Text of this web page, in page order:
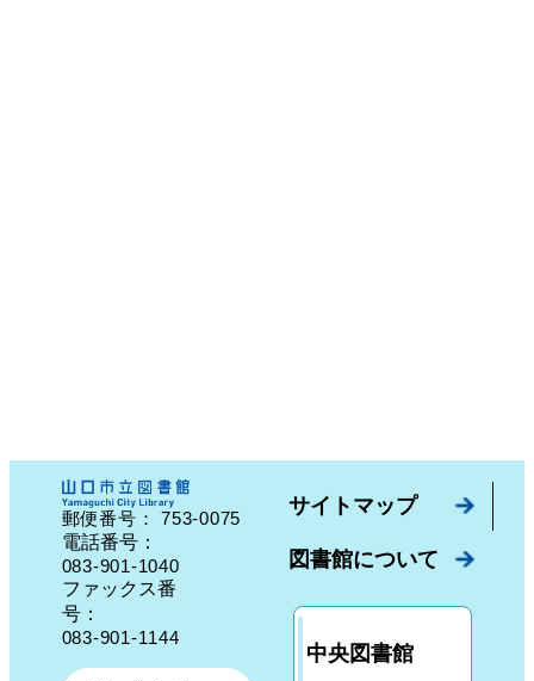
郵便番号：753-0075 山口県山口市中園町７番７号
電話番号：
083-901-1040
ファックス番
号：
083-901-1144
サイトマップ
図書館について
中央図書館